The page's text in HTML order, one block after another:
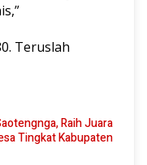
Teruslah
Raih Juara
Tingkat Kabupaten